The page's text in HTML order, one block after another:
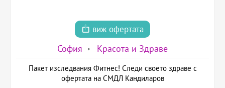
виж офертата
София Красота и Здраве
Пакет изследвания Фитнес! Следи своето здраве с
офертата на СМДЛ Кандиларов